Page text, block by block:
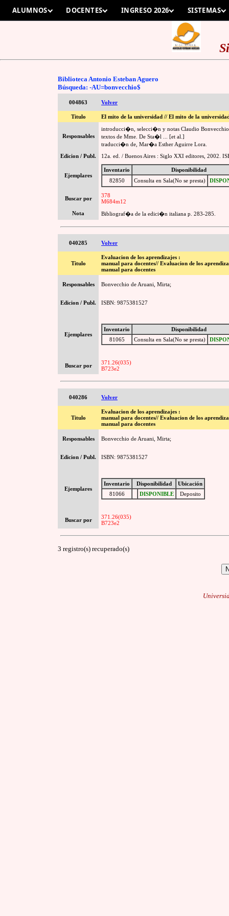
ALUMNOS DOCENTES INGRESO 2026 SISTEMAS
Biblioteca Antonio Esteban Aguero
Búsqueda: -AU=bonvecchio$
004863 Volver
Titulo El mito de la universidad // El mito de la
Responsables
introducci�n, selecci�n y notas Claudio Bonvecchio
textos de Mme. De Sta�l ... [et al.]
traducci�n de, Mar�a Esther Aguirre Lora.
Edicion / Publ.
12a. ed. / Buenos Aires : Siglo XXI editores, 2002.
Ejemplares
Inventario
Disponibilidad
82850
Consulta en Sala(No se presta)
Buscar por
378
M684m12
Nota
Bibliograf�a de la edici�n italiana p. 283-285.
040285 Volver
Titulo
Evaluacion de los aprendizajes :
manual para docentes// Evaluacion de los
manual para docentes
Responsables Bonvecchio de Aruani, Mirta;
Edicion / Publ. ISBN: 9875381527
Ejemplares
Inventario
Disponibilidad
81065
Consulta en Sala(No se presta)
Buscar por
371.26(035)
B723e2
040286 Volver
Titulo
Evaluacion de los aprendizajes :
manual para docentes// Evaluacion de los
manual para docentes
Responsables Bonvecchio de Aruani, Mirta;
Edicion / Publ. ISBN: 9875381527
Ejemplares
Inventario Disponibilidad
Ubicación
81066
DISPONIBLE Deposito
Buscar por
371.26(035)
B723e2
3 registro(s) recuperado(s)